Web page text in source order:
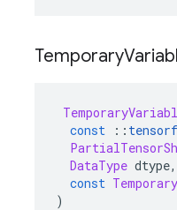
Temporary
const
::
DataType dtype,
const
)